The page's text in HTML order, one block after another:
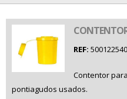
REF: 500122540
Contentor
pontiagudos usados.